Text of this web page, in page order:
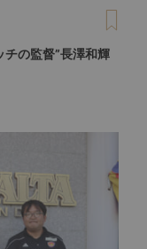
の監督”長澤和輝